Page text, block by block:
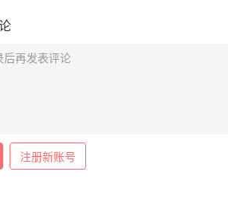
注册新账号